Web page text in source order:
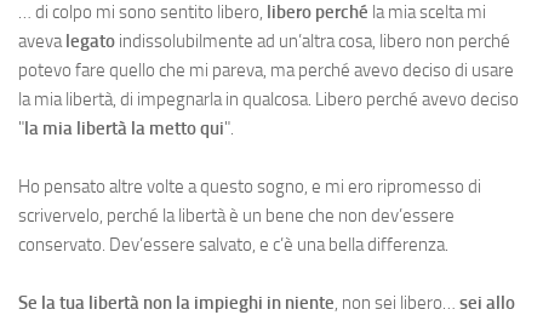
… di colpo mi sono sentito libero, libero perché la mia scelta mi
avevalegato indissolubilmente ad un’altra cosa, libero non perché
potevo fare quello che mi pareva, ma perché avevo deciso di usare
la mia libertà, di impegnarla in qualcosa. Libero perché avevo deciso
"la mia libertà la metto qui".
Ho pensato altre volte a questo sogno, e mi ero ripromesso di
scrivervelo, perché la libertà è un bene che non dev’essere
conservato. Dev’essere salvato, e c’è una bella differenza.
Se la tua libertà non la impieghi in niente, non sei libero… sei allo